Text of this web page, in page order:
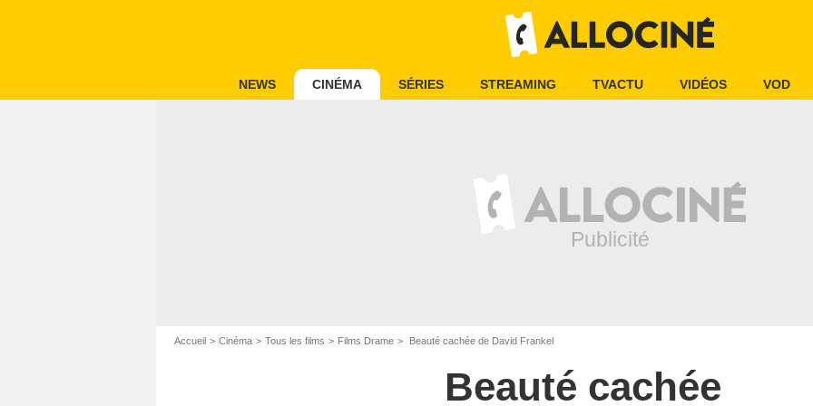
NEWS CINÉMA SÉRIES STREAMING TVACTU VIDÉOS VOD
Accueil Cinéma Tous les films Films Drame Beauté cachée de David Frankel
Beauté cachée